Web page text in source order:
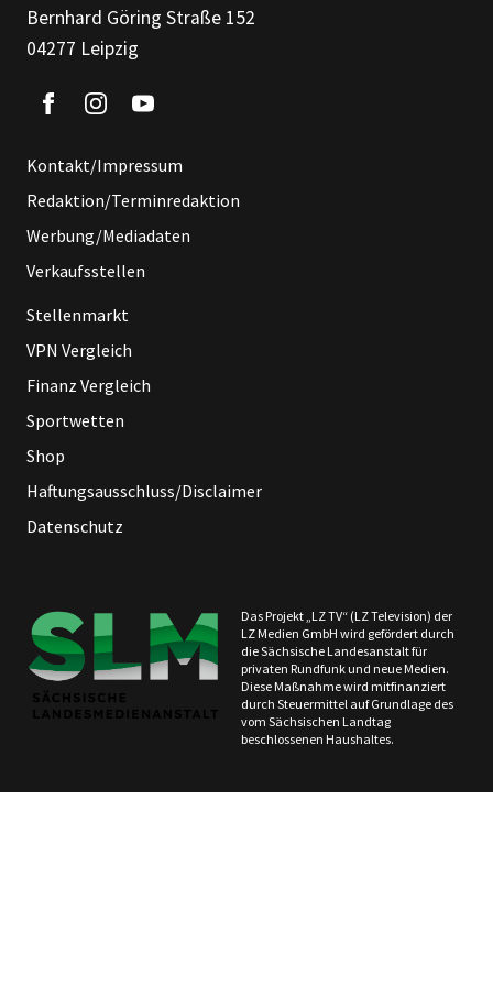
Bernhard Göring Straße 152
04277 Leipzig
Kontakt/Impressum
Redaktion/Terminredaktion
Werbung/Mediadaten
Verkaufsstellen
Stellenmarkt
VPN Vergleich
Finanz Vergleich
Sportwetten
Shop
Haftungsausschluss/Disclaimer
Datenschutz
Das Projekt „LZ TV“ (LZ Television) der
LZ Medien GmbH wird gefördert durch
die Sächsische Landesanstalt für
privaten Rundfunk und neue Medien.
Diese Maßnahme wird mitfinanziert
durch Steuermittel auf Grundlage des
vom Sächsischen Landtag
beschlossenen Haushaltes.